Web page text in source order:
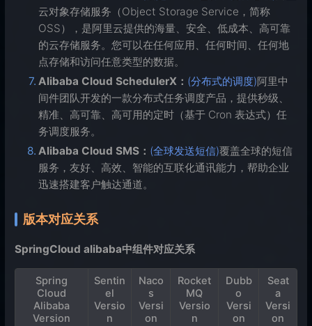
云对象存储服务（Object Storage Service，简称
OSS），是阿里云提供的海量、安全、低成本、高可靠
的云存储服务。您可以在任何应用、任何时间、任何地
点存储和访问任意类型的数据。
Alibaba Cloud SchedulerX： (分布式的调度)阿里中
间件团队开发的一款分布式任务调度产品，提供秒级、
精准、高可靠、高可用的定时（基于 Cron 表达式）任
务调度服务。
Alibaba Cloud SMS： (全球发送短信)覆盖全球的短信
服务，友好、高效、智能的互联化通讯能力，帮助企业
迅速搭建客户触达通道。
版本对应关系
SpringCloud alibaba中组件对应关系
Spring
Cloud
Alibaba
Version
Sentin
el
Versio
n
Naco
s
Versi
on
Rocket
MQ
Versio
n
Dubb
o
Versi
on
Seat
a
Versi
on